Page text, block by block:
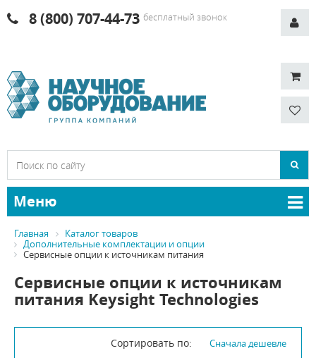
8 (800) 707-44-73 бесплатный звонок
Меню
Главная
Каталог товаров
Дополнительные комплектации и опции
Сервисные опции к источникам питания
Сервисные опции к источникам
питания Keysight Technologies
Сортировать по: Сначала дешевле